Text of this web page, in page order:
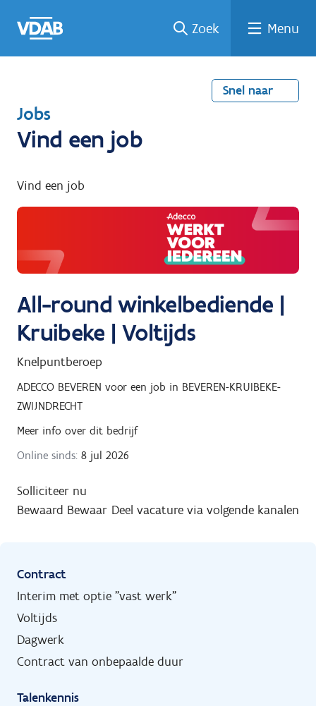
naar
een
een
job
naar
Zoek Menu
Snel naar
T
e
u
g
a
a
r
Jobs
Vind een job
Vind een job
All-round winkelbediende |
Kruibeke | Voltijds
Knelpuntberoep
ADECCO BEVEREN voor een job in BEVEREN-KRUIBEKE-
ZWIJNDRECHT
Meer info over dit bedrijf
Online sinds: 8 jul 2026
Solliciteer nu
Bewaard Bewaar Deel vacature via volgende kanalen
Contract
Interim met optie "vast werk"
Voltijds
Dagwerk
Contract van onbepaalde duur
Talenkennis